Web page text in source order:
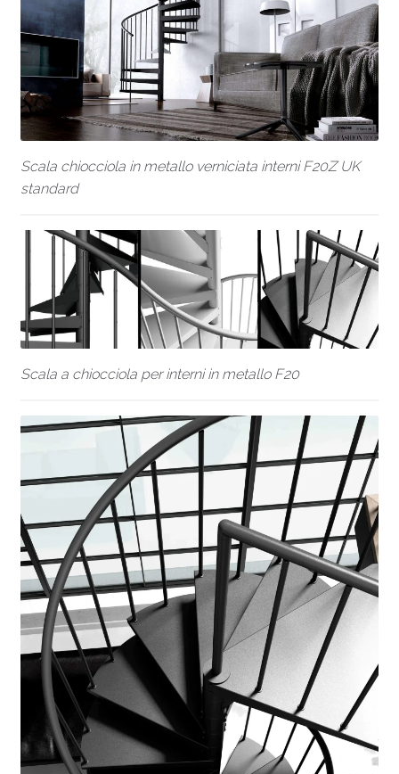
Scala chiocciola in metallo verniciata interni F20Z UK
standard
Scala a chiocciola per interni in metallo F20